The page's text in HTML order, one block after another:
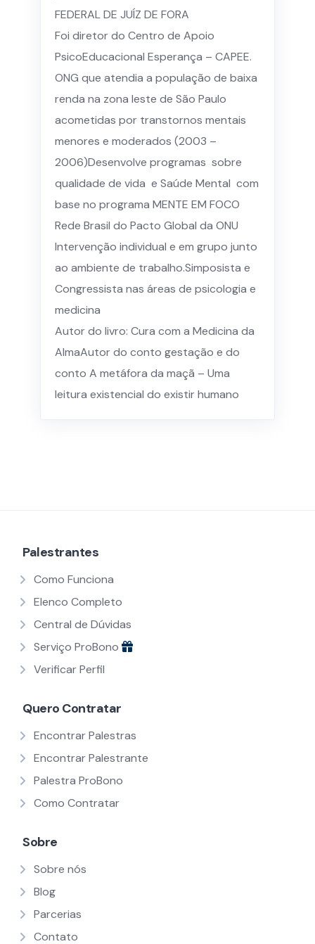
FEDERAL DE JUÍZ DE FORA
Foi diretor do Centro de Apoio
PsicoEducacional Esperança – CAPEE.
ONG que atendia a população de baixa
renda na zona leste de São Paulo
acometidas por transtornos mentais
menores e moderados (2003 –
2006)Desenvolve programas sobre
qualidade de vida e Saúde Mental com
base no programa MENTE EM FOCO
Rede Brasil do Pacto Global da ONU​
Intervenção individual e em grupo junto
ao ambiente de trabalho.Simposista e
Congressista nas áreas de psicologia e
medicina
Autor do livro: Cura com a Medicina da
AlmaAutor do conto gestação e do
conto A metáfora da maçã – Uma
leitura existencial do existir humano
Palestrantes
Como Funciona
Elenco Completo
Central de Dúvidas
Serviço ProBono
Verificar Perfil
Quero Contratar
Encontrar Palestras
Encontrar Palestrante
Palestra ProBono
Como Contratar
Sobre
Sobre nós
Blog
Parcerias
Contato